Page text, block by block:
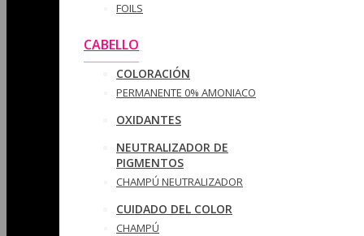
FOILS
CABELLO
COLORACIÓN
PERMANENTE 0% AMONIACO
OXIDANTES
NEUTRALIZADOR DE
PIGMENTOS
CHAMPÚ NEUTRALIZADOR
CUIDADO DEL COLOR
CHAMPÚ